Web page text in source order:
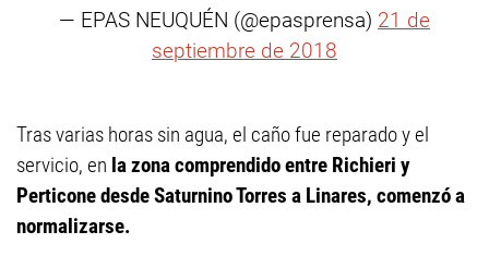
— EPAS NEUQUÉN (@epasprensa) 21 de
septiembre de 2018
Tras varias horas sin agua, el caño fue reparado y el
servicio, en la zona comprendido entre Richieri y
Perticone desde Saturnino Torres a Linares, comenzó a
normalizarse.